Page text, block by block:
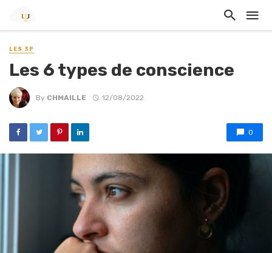
LES 3P
Les 6 types de conscience
By CHMAILLE 12/08/2022
0